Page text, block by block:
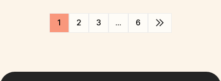
1 2 3 … 6